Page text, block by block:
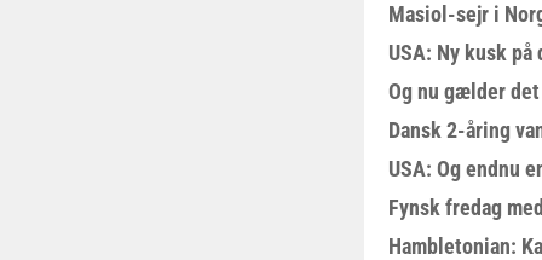
Masiol-sejr i
USA: Ny kusk på
Og nu gælder
Dansk 2-åring
USA: Og endnu
Fynsk fredag
Hambletonian: